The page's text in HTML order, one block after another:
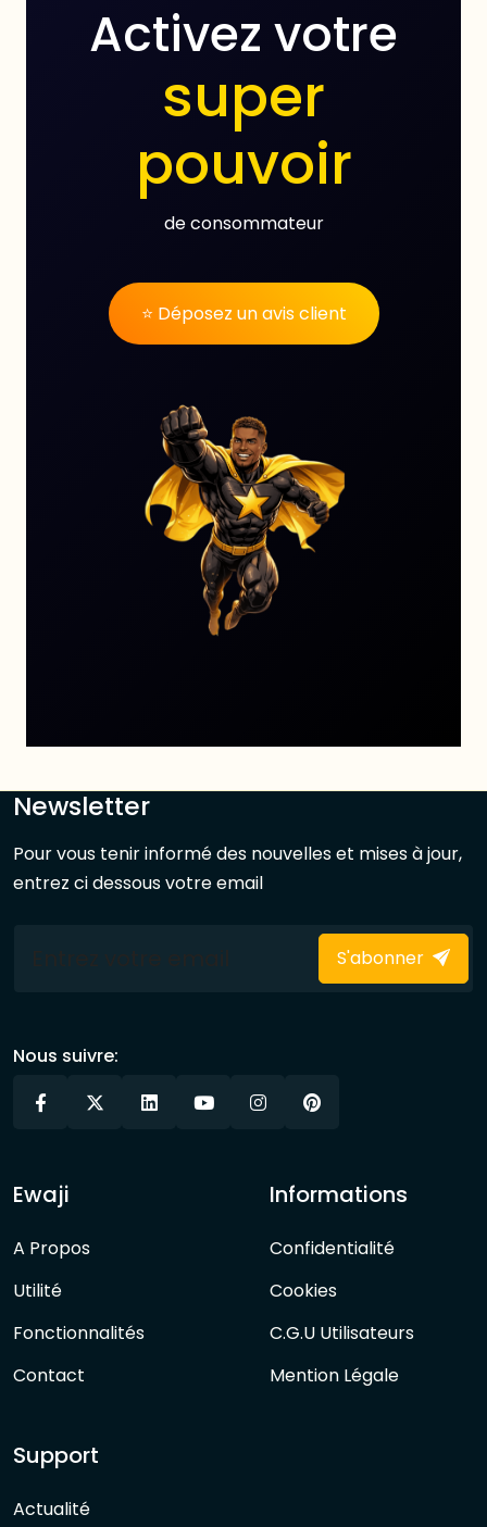
Activez votre
super
pouvoir
de consommateur
⭐ Déposez un avis client
Newsletter
Pour vous tenir informé des nouvelles et mises à jour,
entrez ci dessous votre email
S'abonner
Nous suivre:
Ewaji
A Propos
Utilité
Fonctionnalités
Contact
Informations
Confidentialité
Cookies
C.G.U Utilisateurs
Mention Légale
Support
Actualité